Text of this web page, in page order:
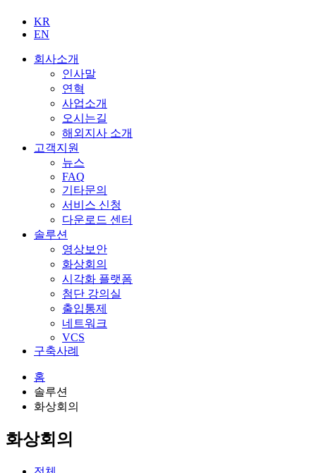
KR
EN
회사소개
인사말
연혁
사업소개
오시는길
해외지사 소개
고객지원
뉴스
FAQ
기타문의
서비스 신청
다운로드 센터
솔루션
영상보안
화상회의
시각화 플랫폼
첨단 강의실
출입통제
네트워크
VCS
구축사례
홈
솔루션
화상회의
화상회의